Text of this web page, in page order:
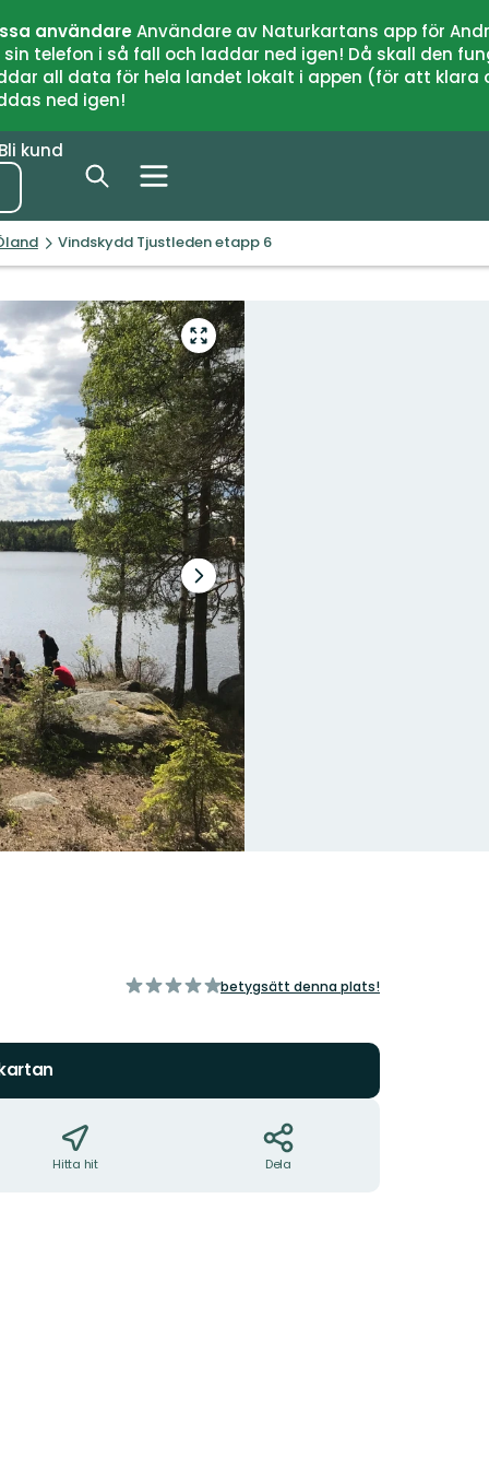
användareAnvändare av Naturkartans app för
telefon i så fall och laddar ned igen! Då skall den
all data för hela landet lokalt i appen (för att
ned igen!
Bli kund
Vindskydd Tjustleden etapp 6
Gå
till
helskärmsläge
Nästa
bildspel
av
betygsätt denna plats!
Hitta hit Dela